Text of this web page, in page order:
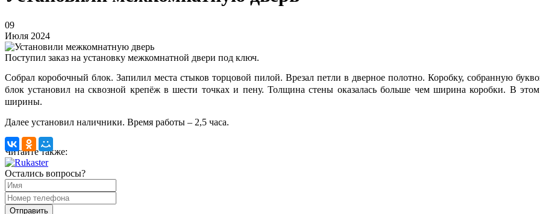
09
Июля 2024
Поступил заказ на установку межкомнатной двери под ключ.
Собрал коробочный блок. Запилил места стыков торцовой пилой. Врезал петли в дверное полотно. Коробку, собранную
блок установил на сквозной крепёж в шести точках и пену. Толщина стены оказалась больше чем ширина коробки. В
ширины.
Далее установил наличники. Время работы – 2,5 часа.
Читайте также:
Остались вопросы?